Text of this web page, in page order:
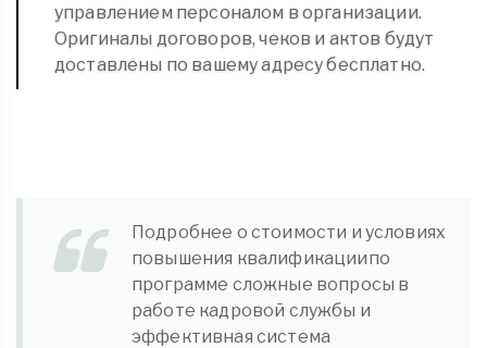
управлением персоналом в организации.
Оригиналы договоров, чеков и актов будут
доставлены по вашему адресу бесплатно.
Подробнее о стоимости и условиях
повышения квалификациипо
программе сложные вопросы в
работе кадровой службы и
эффективная система